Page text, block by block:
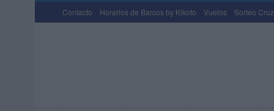
Contacto Horarios de Barcos by Kikoto Vuelos Sorteo